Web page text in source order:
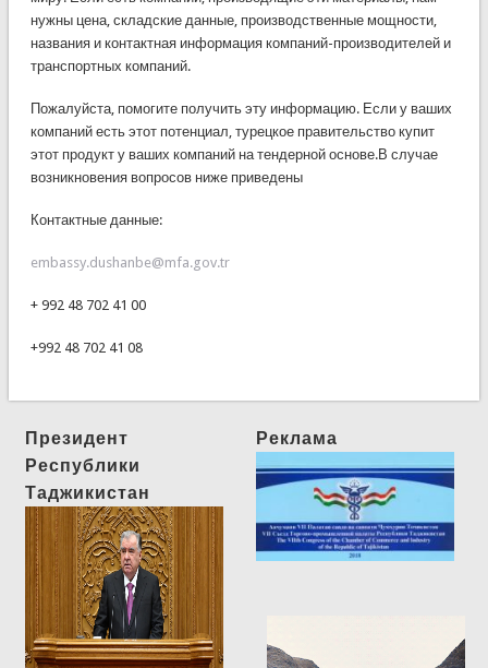
нужны цена, складские данные, производственные мощности,
названия и контактная информация компаний-производителей и
транспортных компаний.
Пожалуйста, помогите получить эту информацию. Если у ваших
компаний есть этот потенциал, турецкое правительство купит
этот продукт у ваших компаний на тендерной основе.В случае
возникновения вопросов ниже приведены
Контактные данные:
embassy.dushanbe@mfa.gov.tr
+ 992 48 702 41 00
+992 48 702 41 08
Президент
Республики
Таджикистан
Реклама